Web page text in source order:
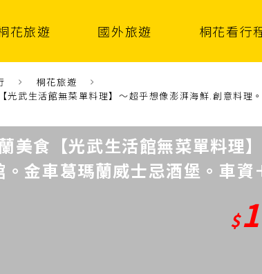
花旅遊 國外旅遊 桐花看行
桐花旅遊
光武生活館無菜單料理】～超乎想像澎湃海鮮.創意料
美食【光武生活館無菜單料理
。金車葛瑪蘭威士忌酒堡。車
$